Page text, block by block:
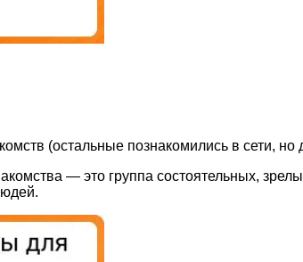
(остальные познакомились в сети, но
— это группа состоятельных,